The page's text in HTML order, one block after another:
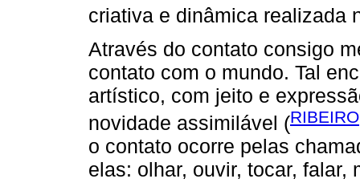
criativa e dinâmica realizada
Através do contato consigo
contato com o mundo. Tal
artístico, com jeito e
novidade assimilável (
o contato ocorre pelas
elas: olhar, ouvir, tocar, falar,